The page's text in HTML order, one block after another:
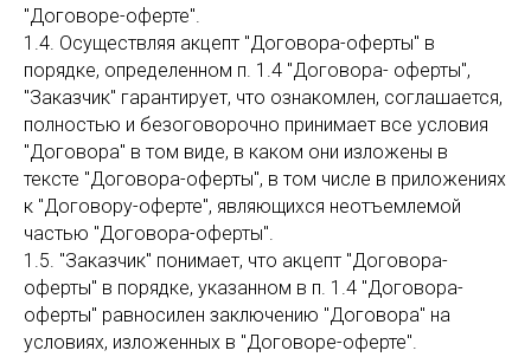
"Договоре-оферте".
1.4. Осуществляя акцепт "Договора-оферты" в
порядке, определенном п. 1.4 "Договора- оферты",
"Заказчик" гарантирует, что ознакомлен, соглашается,
полностью и безоговорочно принимает все условия
"Договора" в том виде, в каком они изложены в
тексте "Договора-оферты", в том числе в приложениях
к "Договору-оферте", являющихся неотъемлемой
частью "Договора-оферты".
1.5. "Заказчик" понимает, что акцепт "Договора-
оферты" в порядке, указанном в п. 1.4 "Договора-
оферты" равносилен заключению "Договора" на
условиях, изложенных в "Договоре-оферте".